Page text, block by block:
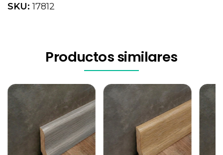
SKU:17812
Productos similares